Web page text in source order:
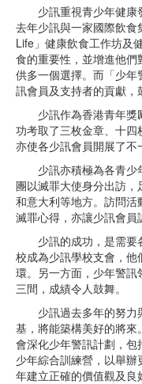
少訊重視青少年健康發
去年少訊與一家國際飲
Life」健康飲食工作坊及
食的重要性，並增進他
供多一個選擇。而「少
訊會員及支持者的貢獻，
少訊作為香港青年獎
功考取了三枚金章、十四
亦使各少訊會員開展了不
少訊亦積極為各青少
團以滅罪大使身分出訪
和意大利等地方。訪問
滅罪心得，亦讓少訊會員
少訊的成功，是需要
校成為少訊學校支會，
環。另一方面，少年警
三間，成績令人鼓舞。
少訊過去多年的努力
基，將能築構美好的將
會深化少年警訊計劃，
少年綜合訓練營，以舉
年建立正確的價值觀及良